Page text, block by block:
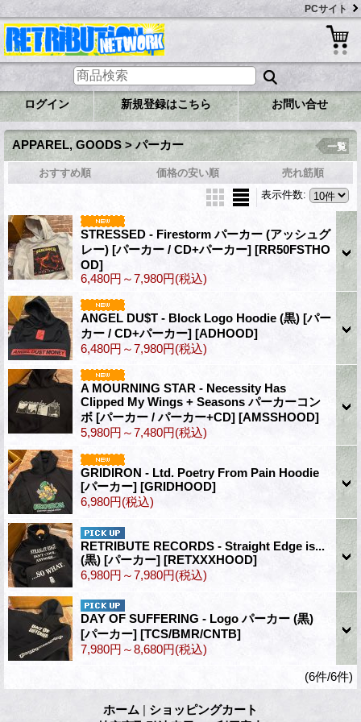
PCサイト
ログイン 新規登録はこちら お問い合せ
APPAREL, GOODS > パーカー 一覧
おすすめ順 価格の安い順
売れ筋順
表示件数:
STRESSED - Firestorm パーカー (アッシュグ
レー) [パーカー / CD+パーカー] [RR50FSTHO
OD]
6,480円～7,980円(税込)
ANGEL DU$T - Block Logo Hoodie (黒) [パー
カー / CD+パーカー] [ADHOOD]
6,480円～7,980円(税込)
A MOURNING STAR - Necessity Has
Clipped My Wings + Seasons パーカーコン
ボ [パーカー / パーカー+CD] [AMSSHOOD]
5,980円～7,480円(税込)
GRIDIRON - Ltd. Poetry From Pain Hoodie
[パーカー] [GRIDHOOD]
6,980円(税込)
RETRIBUTE RECORDS - Straight Edge is...
(黒) [パーカー] [RETXXXHOOD]
6,980円～7,980円(税込)
DAY OF SUFFERING - Logo パーカー (黒)
[パーカー] [TCS/BMR/CNTB]
7,980円～8,680円(税込)
(6件/6件)
ホーム | ショッピングカート